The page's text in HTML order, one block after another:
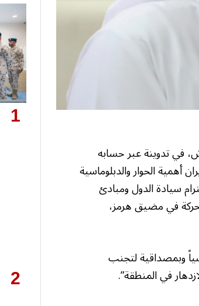
في تدوينة عبر حسابه
أهمية الحوار والدبلوماسية
سيادة الدول ومبادئ
في مضيق هرمز،
وبمصداقية لتجنب
في المنطقة”.